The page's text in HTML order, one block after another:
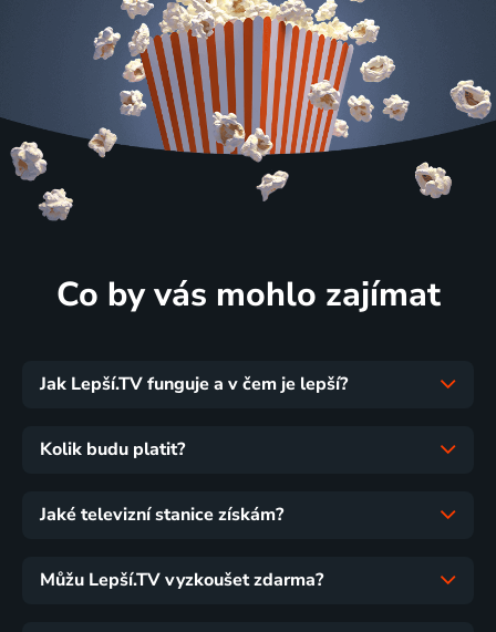
Co by vás mohlo zajímat
Jak Lepší.TV funguje a v čem je lepší?
Kolik budu platit?
Jaké televizní stanice získám?
Můžu Lepší.TV vyzkoušet zdarma?